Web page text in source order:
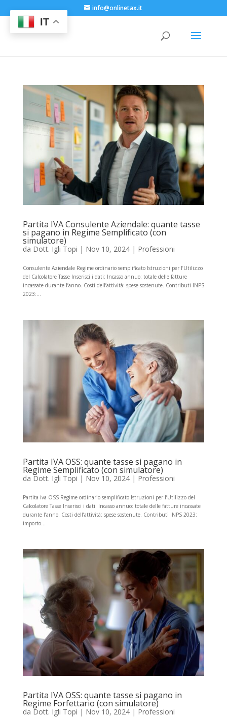
info@onlinetax.it
Partita IVA Consulente Aziendale: quante tasse
si pagano in Regime Semplificato (con
simulatore)
da Dott. Igli Topi | Nov 10, 2024| Professioni
Consulente Aziendale Regime ordinario semplificato Istruzioni per l’Utilizzo
del Calcolatore Tasse Inserisci i dati: Incasso annuo: totale delle fatture
incassate durante l’anno. Costi dell’attività: spese sostenute. Contributi INPS
2023:...
Partita IVA OSS: quante tasse si pagano in
Regime Semplificato (con simulatore)
da Dott. Igli Topi | Nov 10, 2024| Professioni
Partita iva OSS Regime ordinario semplificato Istruzioni per l’Utilizzo del
Calcolatore Tasse Inserisci i dati: Incasso annuo: totale delle fatture incassate
durante l’anno. Costi dell’attività: spese sostenute. Contributi INPS 2023:
importo...
Partita IVA OSS: quante tasse si pagano in
Regime Forfettario (con simulatore)
da Dott. Igli Topi | Nov 10, 2024| Professioni
IT